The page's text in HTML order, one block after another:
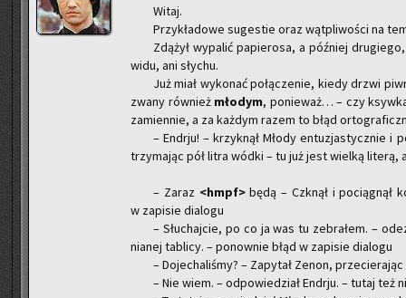
Witaj.
Przy­kła­do­we su­ge­stie oraz wąt­pli­wo­ści na
Zdą­żył wy­pa­lić pa­pie­ro­sa, a póź­niej
widu, ani sły­chu.
Już miał wy­ko­nać po­łą­cze­nie, kiedy drzwi
zwany rów­nież mło­dym, po­nie­waż… – czy
za­mien­nie, a za każ­dym razem to błąd
– En­dr­ju! – krzyk­nął Młody en­tu­zja­stycz­nie i
trzy­ma­jąc pół litra wódki – tu już jest wiel­ką li­te­rą,
– Zaraz <hmpf>będą – Czknął i po­cią­gnął
w za­pi­sie dia­lo­gu
– Słu­chaj­cie, po co ja was tu ze­bra­łem. –
nia­nej ta­bli­cy. – po­now­nie błąd w za­pi­sie dia­lo­gu
– Do­je­cha­li­śmy? – Za­py­tał Zenon,
– Nie wiem. – od­po­wie­dział En­dr­ju. – tutaj też